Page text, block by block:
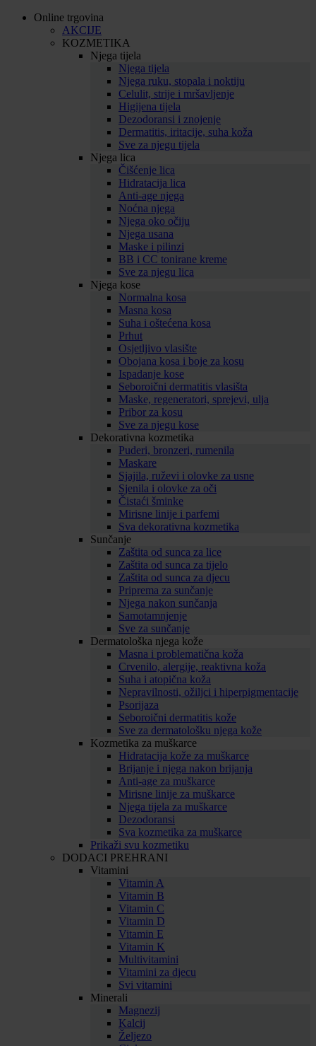
Online trgovina
AKCIJE
KOZMETIKA
Njega tijela
Njega tijela
Njega ruku, stopala i noktiju
Celulit, strije i mršavljenje
Higijena tijela
Dezodoransi i znojenje
Dermatitis, iritacije, suha koža
Sve za njegu tijela
Njega lica
Čišćenje lica
Hidratacija lica
Anti-age njega
Noćna njega
Njega oko očiju
Njega usana
Maske i pilinzi
BB i CC tonirane kreme
Sve za njegu lica
Njega kose
Normalna kosa
Masna kosa
Suha i oštećena kosa
Prhut
Osjetljivo vlasište
Obojana kosa i boje za kosu
Ispadanje kose
Seboroični dermatitis vlasišta
Maske, regeneratori, sprejevi, ulja
Pribor za kosu
Sve za njegu kose
Dekorativna kozmetika
Puderi, bronzeri, rumenila
Maskare
Sjajila, ruževi i olovke za usne
Sjenila i olovke za oči
Čistaći šminke
Mirisne linije i parfemi
Sva dekorativna kozmetika
Sunčanje
Zaštita od sunca za lice
Zaštita od sunca za tijelo
Zaštita od sunca za djecu
Priprema za sunčanje
Njega nakon sunčanja
Samotamnjenje
Sve za sunčanje
Dermatološka njega kože
Masna i problematična koža
Crvenilo, alergije, reaktivna koža
Suha i atopična koža
Nepravilnosti, ožiljci i hiperpigmentacije
Psorijaza
Seboroični dermatitis kože
Sve za dermatološku njega kože
Kozmetika za muškarce
Hidratacija kože za muškarce
Brijanje i njega nakon brijanja
Anti-age za muškarce
Mirisne linije za muškarce
Njega tijela za muškarce
Dezodoransi
Sva kozmetika za muškarce
Prikaži svu kozmetiku
DODACI PREHRANI
Vitamini
Vitamin A
Vitamin B
Vitamin C
Vitamin D
Vitamin E
Vitamin K
Multivitamini
Vitamini za djecu
Svi vitamini
Minerali
Magnezij
Kalcij
Željezo